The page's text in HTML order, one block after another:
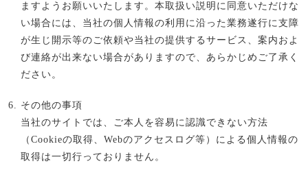
ますようお願いいたします。本取扱い説明に同意いただけな
い場合には、当社の個人情報の利用に沿った業務遂行に支障
が生じ開示等のご依頼や当社の提供するサービス、案内およ
び連絡が出来ない場合がありますので、あらかじめご了承く
ださい。
その他の事項
当社のサイトでは、ご本人を容易に認識できない方法
（Cookieの取得、Webのアクセスログ等）による個人情報の
取得は一切行っておりません。